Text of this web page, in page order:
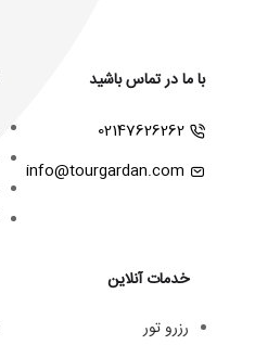
با ما در تماس باشید
02147626262
info@tourgardan.com
خدمات آنلاین
رزرو تور